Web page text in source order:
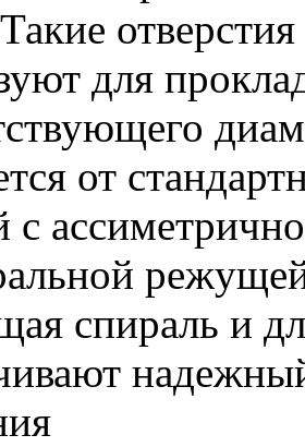
для
от
с
спираль и